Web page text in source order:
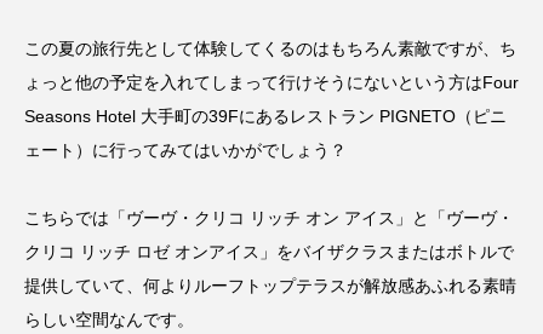
この夏の旅行先として体験してくるのはもちろん素敵ですが、ち
ょっと他の予定を入れてしまって行けそうにないという方はFour
Seasons Hotel 大手町の39Fにあるレストラン PIGNETO（ピニ
ェート）に行ってみてはいかがでしょう？
こちらでは「ヴーヴ・クリコ リッチ オン アイス」と「ヴーヴ・
クリコ リッチ ロゼ オンアイス」をバイザクラスまたはボトルで
提供していて、何よりルーフトップテラスが解放感あふれる素晴
らしい空間なんです。